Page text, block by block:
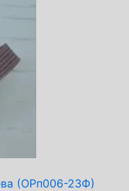
(ОРп006-23Ф)